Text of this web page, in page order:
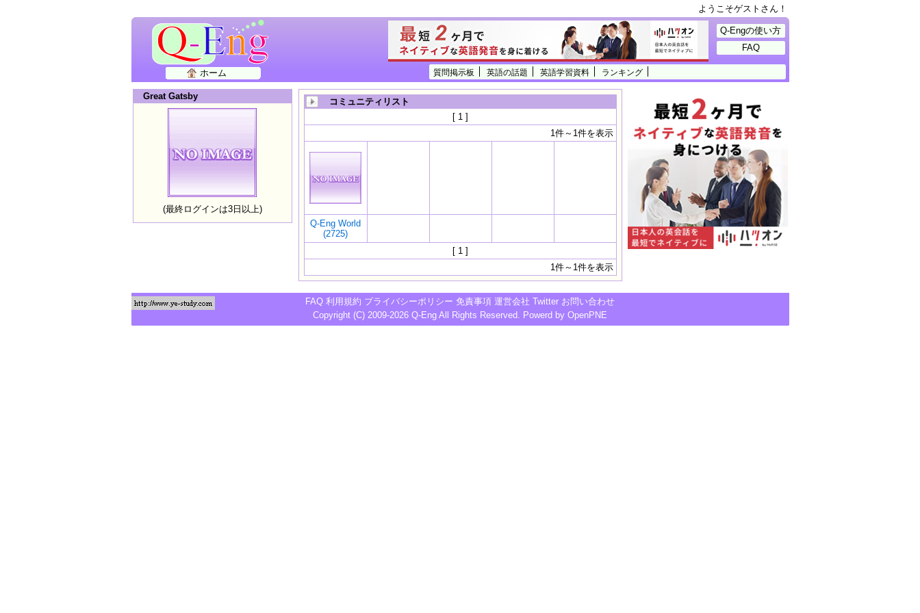
ようこそゲストさん！
質問掲示板 英語の話題 英語学習資料 ランキング
ホーム
Q-Engの使い方
FAQ
Great Gatsby
(最終ログインは3日以上)
コミュニティリスト
[ 1 ]
1件～1件を表示
Q-Eng World
(2725)
[ 1 ]
1件～1件を表示
FAQ 利用規約 プライバシーポリシー 免責事項 運営会社 Twitter お問い合わせ
Copyright (C) 2009-2026 Q-Eng All Rights Reserved. Powerd by OpenPNE